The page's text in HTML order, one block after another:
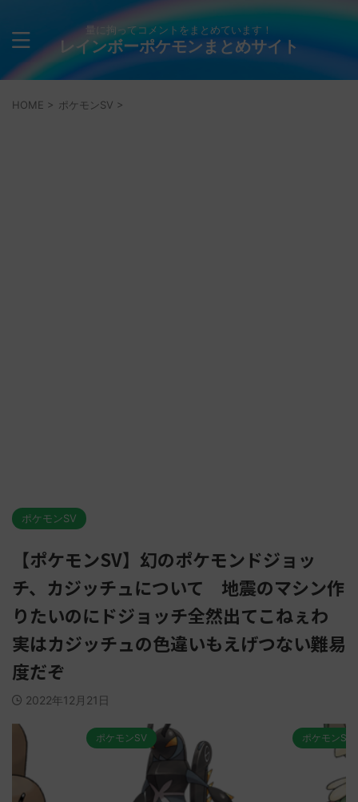
量に拘ってコメントをまとめています！
レインボーポケモンまとめサイト
HOME > ポケモンSV >
ポケモンSV
【ポケモンSV】幻のポケモンドジョッ
チ、カジッチュについて 地震のマシン作
りたいのにドジョッチ全然出てこねぇわ
実はカジッチュの色違いもえげつない難易
度だぞ
2022年12月21日
ポケモンSV ポケモンSV